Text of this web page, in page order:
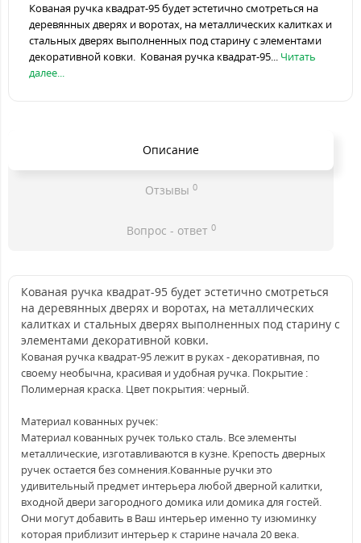
Кованая ручка квадрат-95 будет эстетично смотреться на
деревянных дверях и воротах, на металлических калитках и
стальных дверях выполненных под старину с элементами
декоративной ковки. Кованая ручка квадрат-95... Читать
далее...
Описание
Отзывы 0
Вопрос - ответ 0
Кованая ручка квадрат-95 будет эстетично смотреться
на деревянных дверях и воротах, на металлических
калитках и стальных дверях выполненных под старину с
элементами декоративной ковки.
Кованая ручка квадрат-95 лежит в руках - декоративная, по
своему необычна, красивая и удобная ручка. Покрытие :
Полимерная краска. Цвет покрытия: черный.
Материал кованных ручек:
Материал кованных ручек только сталь. Все элементы
металлические, изготавливаются в кузне. Крепость дверных
ручек остается без сомнения.Кованные ручки это
удивительный предмет интерьера любой дверной калитки,
входной двери загородного домика или домика для гостей.
Они могут добавить в Ваш интерьер именно ту изюминку
которая приблизит интерьер к старине начала 20 века.